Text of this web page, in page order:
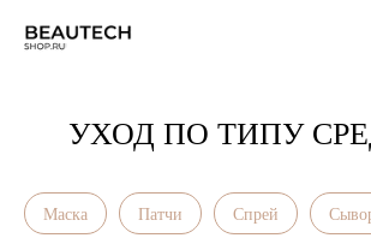
УХОД ПО ТИПУ
Маска Патчи Спрей